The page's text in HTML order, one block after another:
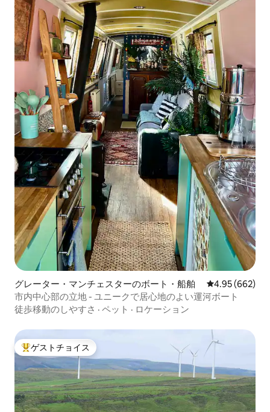
グレーター・マンチェスターのボート・船舶 レビュー662
4.95 (662)
市内中心部の立地 - ユニークで居心地のよい運河ボート
徒歩移動のしやすさ · ペット · ロケーション
大好評のゲストチョイスです。
ゲストチョイス